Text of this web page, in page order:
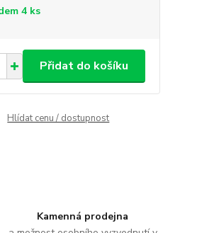
4 ks
Přidat do košíku
Hlídat cenu / dostupnost
Kamenná prodejna